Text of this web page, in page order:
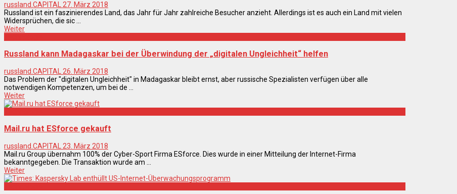
russland.CAPITAL
27. März 2018
Russland ist ein faszinierendes Land, das Jahr für Jahr zahlreiche Besucher anzieht. Allerdings ist es auch ein Land mit vielen
Widersprüchen, die sic ...
Weiter
Russland kann Madagaskar bei der Überwindung der „digitalen Ungleichheit“ helfen
russland.CAPITAL
26. März 2018
Das Problem der "digitalen Ungleichheit" in Madagaskar bleibt ernst, aber russische Spezialisten verfügen über alle
notwendigen Kompetenzen, um bei de ...
Weiter
Mail.ru hat ESforce gekauft
russland.CAPITAL 23. März 2018
Mail.ru Group übernahm 100% der Cyber-Sport Firma ESforce. Dies wurde in einer Mitteilung der Internet-Firma
bekanntgegeben. Die Transaktion wurde am ...
Weiter